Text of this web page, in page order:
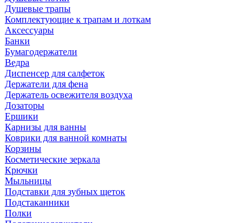
Душевые трапы
Комплектующие к трапам и лоткам
Аксессуары
Банки
Бумагодержатели
Ведра
Диспенсер для салфеток
Держатели для фена
Держатель освежителя воздуха
Дозаторы
Ершики
Карнизы для ванны
Коврики для ванной комнаты
Корзины
Косметические зеркала
Крючки
Мыльницы
Подставки для зубных щеток
Подстаканники
Полки